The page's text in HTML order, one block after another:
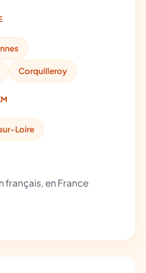
Corquilleroy
Loire
français, en France